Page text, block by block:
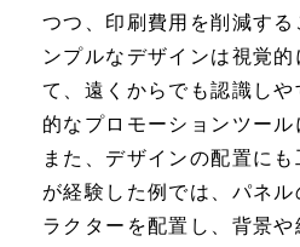
つつ、印刷費用を削減す
ンプルなデザインは視覚
て、遠くからでも認識し
的なプロモーションツール
また、デザインの配置に
が経験した例では、パネ
ラクターを配置し、背景